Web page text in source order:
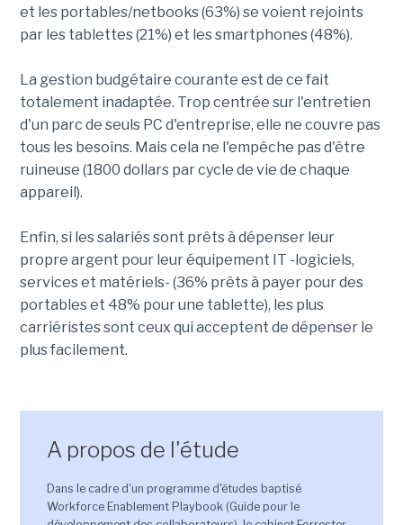
et les portables/netbooks (63%) se voient rejoints
par les tablettes (21%) et les smartphones (48%).
La gestion budgétaire courante est de ce fait
totalement inadaptée. Trop centrée sur l'entretien
d'un parc de seuls PC d'entreprise, elle ne couvre pas
tous les besoins. Mais cela ne l'empêche pas d'être
ruineuse (1800 dollars par cycle de vie de chaque
appareil).
Enfin, si les salariés sont prêts à dépenser leur
propre argent pour leur équipement IT -logiciels,
services et matériels- (36% prêts à payer pour des
portables et 48% pour une tablette), les plus
carriéristes sont ceux qui acceptent de dépenser le
plus facilement.
A propos de l'étude
Dans le cadre d'un programme d'études baptisé
Workforce Enablement Playbook (Guide pour le